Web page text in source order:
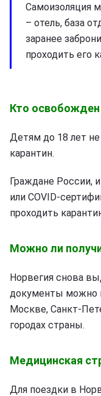
Самоизоляция
– отель, база
заранее
проходить его
Кто освобожден
Детям до 18 лет
карантин.
Граждане России,
или COVID-
проходить
Можно ли
Норвегия снова
документы можно
Москве, Санкт-
городах страны.
Медицинская
Для поездки в